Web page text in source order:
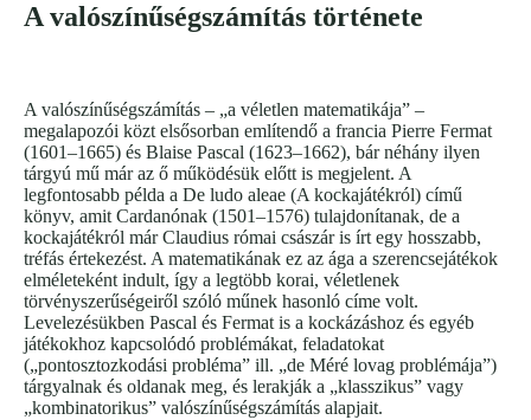
A valószínűségszámítás története
A valószínűségszámítás – „a véletlen matematikája” –
megalapozói közt elsősorban említendő a francia Pierre Fermat
(1601–1665) és Blaise Pascal (1623–1662), bár néhány ilyen
tárgyú mű már az ő működésük előtt is megjelent. A
legfontosabb példa a De ludo aleae (A kockajátékról) című
könyv, amit Cardanónak (1501–1576) tulajdonítanak, de a
kockajátékról már Claudius római császár is írt egy hosszabb,
tréfás értekezést. A matematikának ez az ága a szerencsejátékok
elméleteként indult, így a legtöbb korai, véletlenek
törvényszerűségeiről szóló műnek hasonló címe volt.
Levelezésükben Pascal és Fermat is a kockázáshoz és egyéb
játékokhoz kapcsolódó problémákat, feladatokat
(„pontosztozkodási probléma” ill. „de Méré lovag problémája”)
tárgyalnak és oldanak meg, és lerakják a „klasszikus” vagy
„kombinatorikus” valószínűségszámítás alapjait.